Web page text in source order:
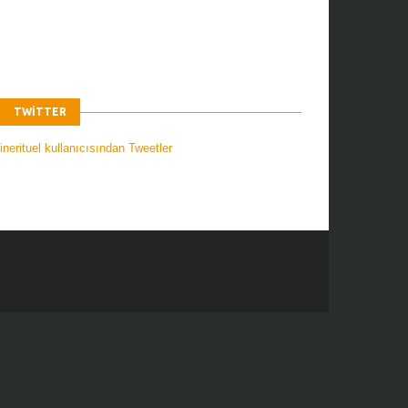
TWITTER
kullanıcısından Tweetler